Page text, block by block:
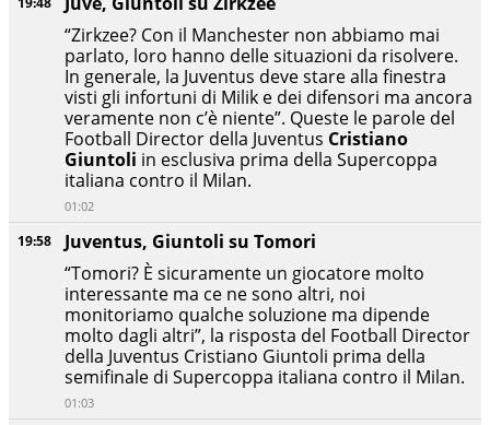
19:58
Juventus, Giuntoli su Tomori
“Tomori? È sicuramente un giocatore molto
interessante ma ce ne sono altri, noi
monitoriamo qualche soluzione ma dipende
molto dagli altri”, la risposta del Football Director
della Juventus Cristiano Giuntoli prima della
semifinale di Supercoppa italiana contro il Milan.
01:03
“Zirkzee? Con il Manchester non abbiamo mai
parlato, loro hanno delle situazioni da risolvere.
In generale, la Juventus deve stare alla finestra
visti gli infortuni di Milik e dei difensori ma ancora
veramente non c’è niente”. Queste le parole del
Football Director della Juventus Cristiano
Giuntoli in esclusiva prima della Supercoppa
italiana contro il Milan.
01:02